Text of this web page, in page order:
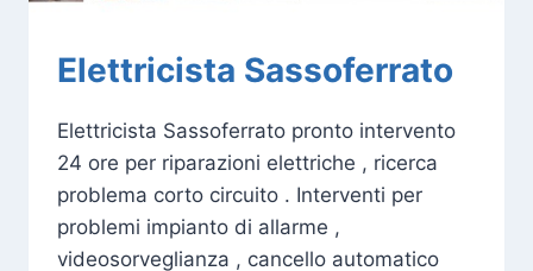
Elettricista Sassoferrato
Elettricista Sassoferrato pronto intervento
24 ore per riparazioni elettriche , ricerca
problema corto circuito . Interventi per
problemi impianto di allarme ,
videosorveglianza , cancello automatico